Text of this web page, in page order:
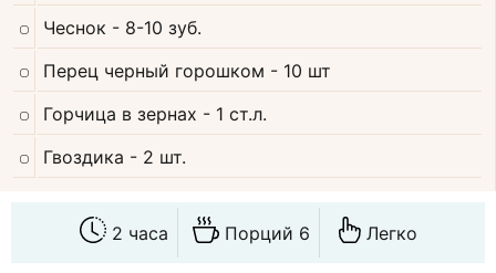
Чеснок - 8-10 зуб.
Перец черный горошком - 10 шт
Горчица в зернах - 1 ст.л.
Гвоздика - 2 шт.
2 часа Порций 6 Легко